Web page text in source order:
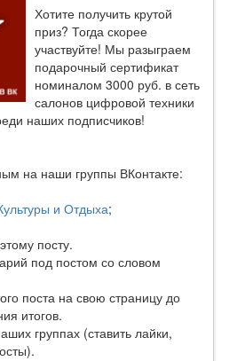
Хотите получить крутой
приз? Тогда скорее
участвуйте! Мы разыграем
подарочный сертификат
номиналом 3000 руб. в сеть
салонов цифровой техники
наших подписчиков!
на наши группы ВКонтакте:
и Отдыха;
посту.
под постом со словом
поста на свою страницу до
итогов.
группах (ставить лайки,